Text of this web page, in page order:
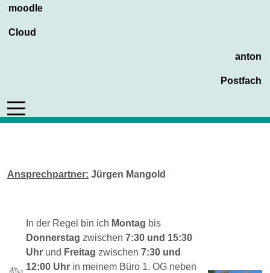
moodle
Cloud
anton
Postfach
Mobile Menu Toggle
Ansprechpartner: Jürgen Mangold
In der Regel bin ich Montag bis
Donnerstag zwischen 7:30 und 15:30
Uhr und Freitag zwischen 7:30 und
12:00 Uhr in meinem Büro 1. OG neben